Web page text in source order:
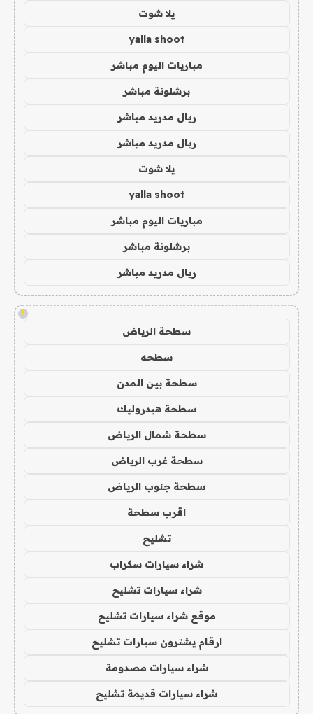
يلا شوت
yalla shoot
مباريات اليوم مباشر
برشلونة مباشر
ريال مدريد مباشر
ريال مدريد مباشر
يلا شوت
yalla shoot
مباريات اليوم مباشر
برشلونة مباشر
ريال مدريد مباشر
!
سطحة الرياض
سطحه
سطحة بين المدن
سطحة هيدروليك
سطحة شمال الرياض
سطحة غرب الرياض
سطحة جنوب الرياض
اقرب سطحة
تشليح
شراء سيارات سكراب
شراء سيارات تشليح
موقع شراء سيارات تشليح
ارقام يشترون سيارات تشليح
شراء سيارات مصدومة
شراء سيارات قديمة تشليح